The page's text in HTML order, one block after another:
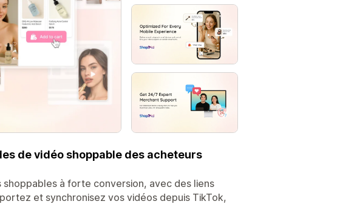
de vidéo shoppable des acheteurs
à forte conversion, avec des liens
et synchronisez vos vidéos depuis TikTok,